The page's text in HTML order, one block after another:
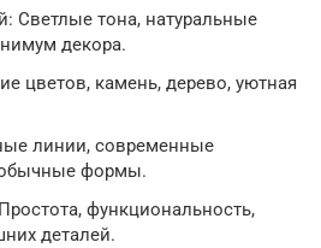
Светлые тона, натуральные
декора.
цветов, камень, дерево, уютная
линии, современные
формы.
функциональность,
деталей.